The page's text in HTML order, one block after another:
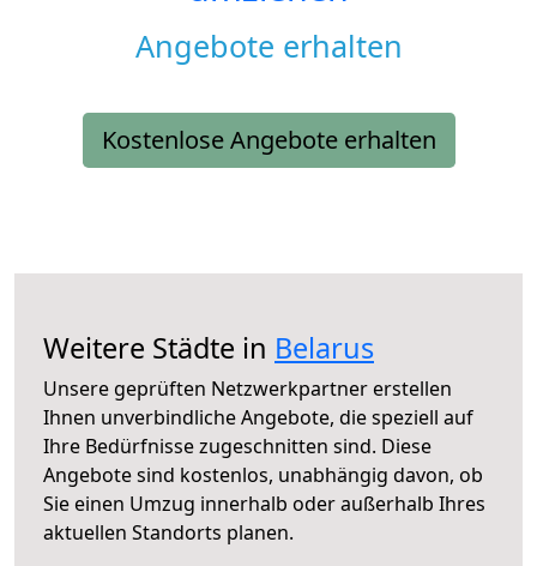
Angebote erhalten
Kostenlose Angebote erhalten
Weitere Städte in Belarus
Unsere geprüften Netzwerkpartner erstellen
Ihnen unverbindliche Angebote, die speziell auf
Ihre Bedürfnisse zugeschnitten sind. Diese
Angebote sind kostenlos, unabhängig davon, ob
Sie einen Umzug innerhalb oder außerhalb Ihres
aktuellen Standorts planen.